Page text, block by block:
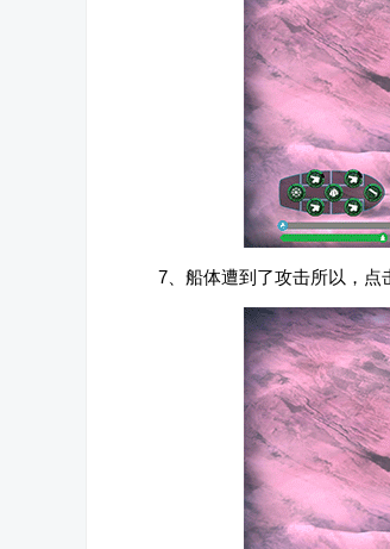
7、船体遭到了攻击所以，点